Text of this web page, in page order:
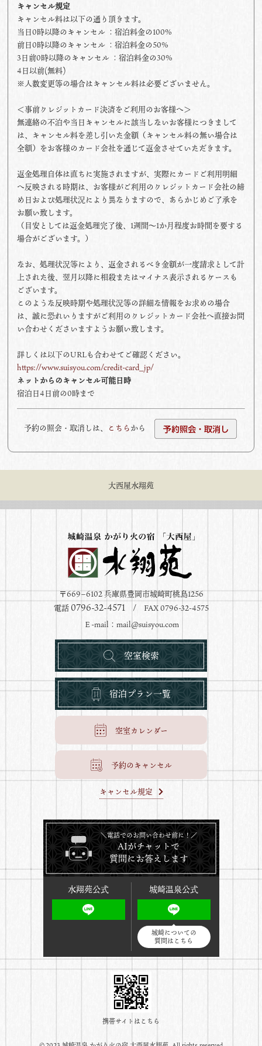
キャンセル規定
キャンセル料は以下の通り頂きます。
当日0時以降のキャンセル ：宿泊料金の100%
前日0時以降のキャンセル ：宿泊料金の50%
3日前0時以降のキャンセル ：宿泊料金の30%
4日以前(無料)
※人数変更等の場合はキャンセル料は必要ございません。
＜事前クレジットカード決済をご利用のお客様へ＞
無連絡の不泊や当日キャンセルに該当しないお客様につきまして
は、キャンセル料を差し引いた金額（キャンセル料の無い場合は
全額）をお客様のカード会社を通じて返金させていただきます。
返金処理自体は直ちに実施されますが、実際にカードご利用明細
へ反映される時期は、お客様がご利用のクレジットカード会社の締
め日および処理状況により異なりますので、あらかじめご了承を
お願い致します。
（目安としては返金処理完了後、1週間～1か月程度お時間を要する
場合がございます。）
なお、処理状況等により、返金されるべき金額が一度請求として計
上された後、翌月以降に相殺またはマイナス表示されるケースも
ございます。
このような反映時期や処理状況等の詳細な情報をお求めの場合
は、誠に恐れいりますがご利用のクレジットカード会社へ直接お問
い合わせくださいますようお願い致します。
詳しくは以下のURLも合わせてご確認ください。
https://www.suisyou.com/credit-card_jp/
ネットからのキャンセル可能日時
宿泊日4日前の0時まで
予約の照会・取消しは、 こちらから
大西屋水翔苑
〒669−6102 兵庫県豊岡市城崎町桃島1256
電話0796-32-4571/ FAX 0796-32-4575
Ｅ-mail： mail@suisyou.com
空室検索
宿泊プラン一覧
空室カレンダー
予約のキャンセル
キャンセル規定
＼電話でのお問い合わせ前に！／
AIがチャットで
質問にお答えします
水翔苑公式 城崎温泉公式
城崎についての
質問はこちら
携帯サイトはこちら